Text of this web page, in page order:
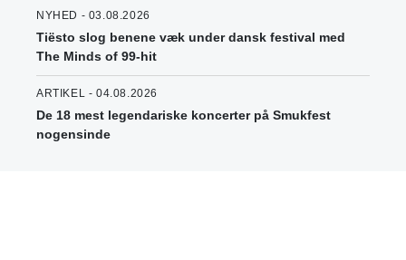
NYHED - 03.08.2026
Tiësto slog benene væk under dansk festival med
The Minds of 99-hit
ARTIKEL - 04.08.2026
De 18 mest legendariske koncerter på Smukfest
nogensinde